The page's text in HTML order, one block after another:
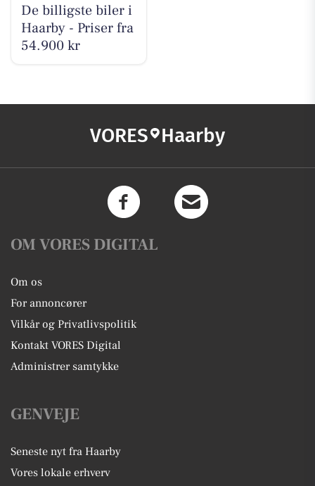
De billigste biler i
Haarby - Priser fra
54.900 kr
VORES Haarby
OM VORES DIGITAL
Om os
For annoncører
Vilkår og Privatlivspolitik
Kontakt VORES Digital
Administrer samtykke
GENVEJE
Seneste nyt fra Haarby
Vores lokale erhverv